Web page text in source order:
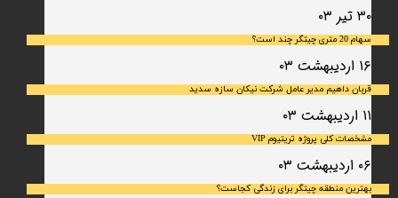
۳۰ تیر ۰۳
سهام 20 متری چیتگر چند است؟
۱۶ اردیبهشت ۰۳
قربان داهیم مدیر عامل شرکت نیکان سازه سدید
۱۱ اردیبهشت ۰۳
مشخصات کلی پروژه تریتیوم VIP
۰۶ اردیبهشت ۰۳
بهترین منطقه چیتگر برای زندگی کجاست؟